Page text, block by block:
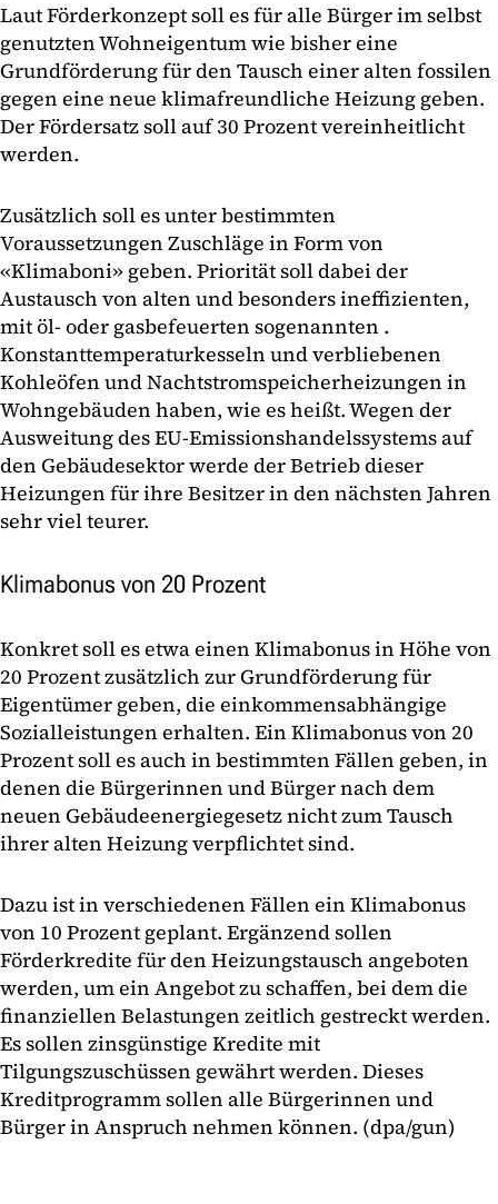
Laut Förderkonzept soll es für alle Bürger im selbst
genutzten Wohneigentum wie bisher eine
Grundförderung für den Tausch einer alten fossilen
gegen eine neue klimafreundliche Heizung geben.
Der Fördersatz soll auf 30 Prozent vereinheitlicht
werden.
Zusätzlich soll es unter bestimmten
Voraussetzungen Zuschläge in Form von
«Klimaboni» geben. Priorität soll dabei der
Austausch von alten und besonders ineffizienten,
mit öl- oder gasbefeuerten sogenannten .
Konstanttemperaturkesseln und verbliebenen
Kohleöfen und Nachtstromspeicherheizungen in
Wohngebäuden haben, wie es heißt. Wegen der
Ausweitung des EU-Emissionshandelssystems auf
den Gebäudesektor werde der Betrieb dieser
Heizungen für ihre Besitzer in den nächsten Jahren
sehr viel teurer.
Klimabonus von 20 Prozent
Konkret soll es etwa einen Klimabonus in Höhe von
20 Prozent zusätzlich zur Grundförderung für
Eigentümer geben, die einkommensabhängige
Sozialleistungen erhalten. Ein Klimabonus von 20
Prozent soll es auch in bestimmten Fällen geben, in
denen die Bürgerinnen und Bürger nach dem
neuen Gebäudeenergiegesetz nicht zum Tausch
ihrer alten Heizung verpflichtet sind.
Dazu ist in verschiedenen Fällen ein Klimabonus
von 10 Prozent geplant. Ergänzend sollen
Förderkredite für den Heizungstausch angeboten
werden, um ein Angebot zu schaffen, bei dem die
finanziellen Belastungen zeitlich gestreckt werden.
Es sollen zinsgünstige Kredite mit
Tilgungszuschüssen gewährt werden. Dieses
Kreditprogramm sollen alle Bürgerinnen und
Bürger in Anspruch nehmen können. (dpa/gun)